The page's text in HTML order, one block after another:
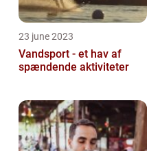
23 june 2023
Vandsport - et hav af
spændende aktiviteter